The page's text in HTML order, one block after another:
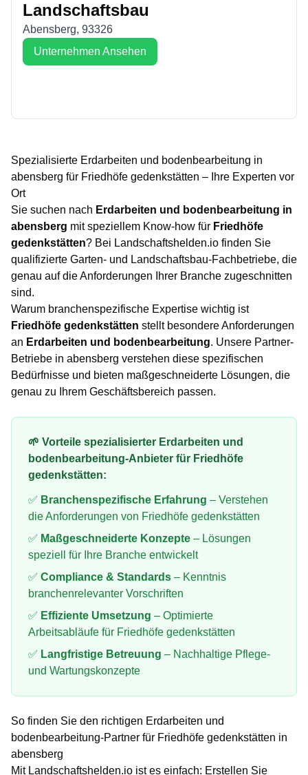
Landschaftsbau
Abensberg, 93326
Unternehmen Ansehen
Spezialisierte Erdarbeiten und bodenbearbeitung in
abensberg für Friedhöfe gedenkstätten – Ihre Experten vor
Ort
Sie suchen nach Erdarbeiten und bodenbearbeitung in
abensberg mit speziellem Know-how für Friedhöfe
gedenkstätten? Bei Landschaftshelden.io finden Sie
qualifizierte Garten- und Landschaftsbau-Fachbetriebe, die
genau auf die Anforderungen Ihrer Branche zugeschnitten
sind.
Warum branchenspezifische Expertise wichtig ist
Friedhöfe gedenkstätten stellt besondere Anforderungen
an Erdarbeiten und bodenbearbeitung. Unsere Partner-
Betriebe in abensberg verstehen diese spezifischen
Bedürfnisse und bieten maßgeschneiderte Lösungen, die
genau zu Ihrem Geschäftsbereich passen.
🌱 Vorteile spezialisierter Erdarbeiten und
bodenbearbeitung-Anbieter für Friedhöfe
gedenkstätten:
✅ Branchenspezifische Erfahrung – Verstehen
die Anforderungen von Friedhöfe gedenkstätten
✅ Maßgeschneiderte Konzepte – Lösungen
speziell für Ihre Branche entwickelt
✅ Compliance & Standards – Kenntnis
branchenrelevanter Vorschriften
✅ Effiziente Umsetzung – Optimierte
Arbeitsabläufe für Friedhöfe gedenkstätten
✅ Langfristige Betreuung – Nachhaltige Pflege-
und Wartungskonzepte
So finden Sie den richtigen Erdarbeiten und
bodenbearbeitung-Partner für Friedhöfe gedenkstätten in
abensberg
Mit Landschaftshelden.io ist es einfach: Erstellen Sie